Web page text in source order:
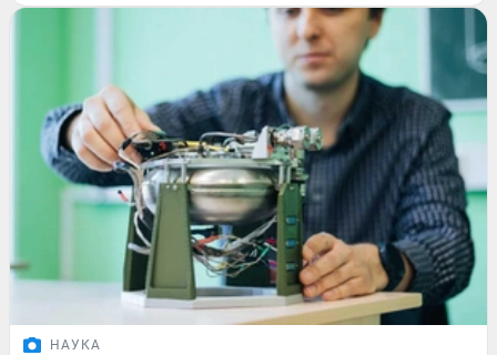
НАУКА